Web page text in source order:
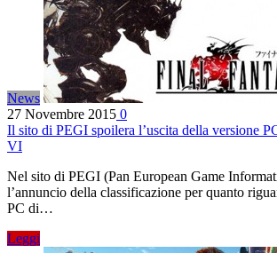
News
27 Novembre 2015 0
Il sito di PEGI spoilera l’uscita della versione
VI
Nel sito di PEGI (Pan European Game
l’annuncio della classificazione per quanto
PC di…
Leggi